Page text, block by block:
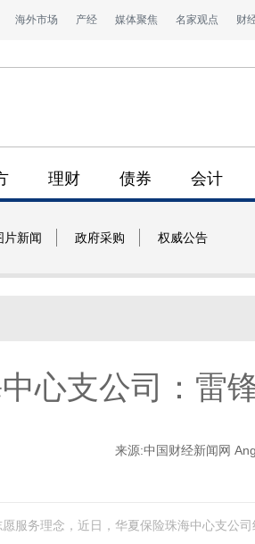
海外市场 产经 媒体聚焦 名家观点 财
理财 债券 会计
片新闻 政府采购 权威公告
心支公司：雷
来源:中国财经新闻网
服务理念，近日，华夏保险珠海中心支公司